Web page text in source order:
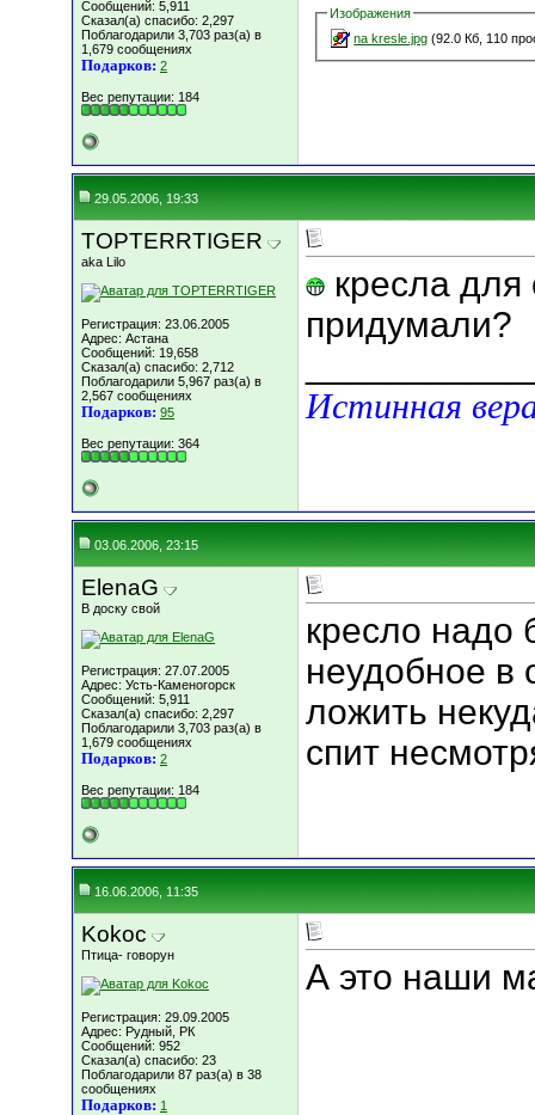
Сообщений: 5,911
Сказал(а) спасибо: 2,297
Поблагодарили 3,703 раз(а) в
1,679 сообщениях
Подарков: 2
Вес репутации: 184
Изображения
na kresle.jpg (92.0 Кб, 110
29.05.2006, 19:33
TOPTERRTIGER
aka Lilo
Регистрация: 23.06.2005
Адрес: Астана
Сообщений: 19,658
Сказал(а) спасибо: 2,712
Поблагодарили 5,967 раз(а) в
2,567 сообщениях
Подарков: 95
Вес репутации: 364
кресла
придумали?
Истинная
03.06.2006, 23:15
ElenaG
В доску свой
Регистрация: 27.07.2005
Адрес: Усть-Каменогорск
Сообщений: 5,911
Сказал(а) спасибо: 2,297
Поблагодарили 3,703 раз(а) в
1,679 сообщениях
Подарков: 2
Вес репутации: 184
кресло надо
неудобное в
ложить
спит
16.06.2006, 11:35
Kokoc
Птица- говорун
Регистрация: 29.09.2005
Адрес: Рудный, РК
Сообщений: 952
Сказал(а) спасибо: 23
Поблагодарили 87 раз(а) в 38
сообщениях
Подарков: 1
А это наши